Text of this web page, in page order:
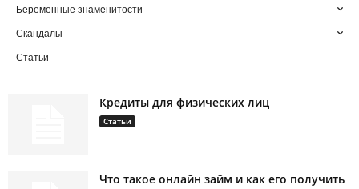
Беременные знаменитости
Скандалы
Статьи
Кредиты для физических лиц
Статьи
Что такое онлайн займ и как его получить